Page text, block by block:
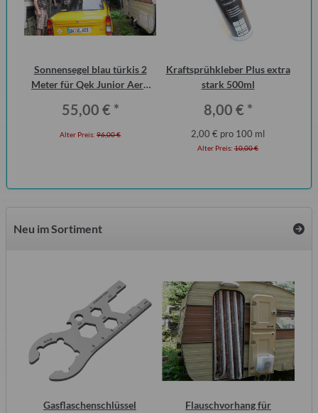
Sonnensegel blau türkis 2
Meter für Qek Junior Aero
55,00 € *
Alter Preis: 96,00 €
Kraftsprühkleber Plus extra
stark 500ml
8,00 € *
2,00 € pro 100 ml
Alter Preis: 10,00 €
Neu im Sortiment
Gasflaschenschlüssel
Flauschvorhang für